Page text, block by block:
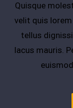
Quisque
velit quis
tellus
lacus mauris.